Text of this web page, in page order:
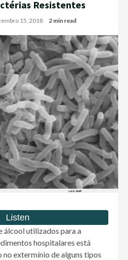
Resistentes
15, 2018 2 min read
álcool utilizados para a
hospitalares está
extermínio de alguns tipos